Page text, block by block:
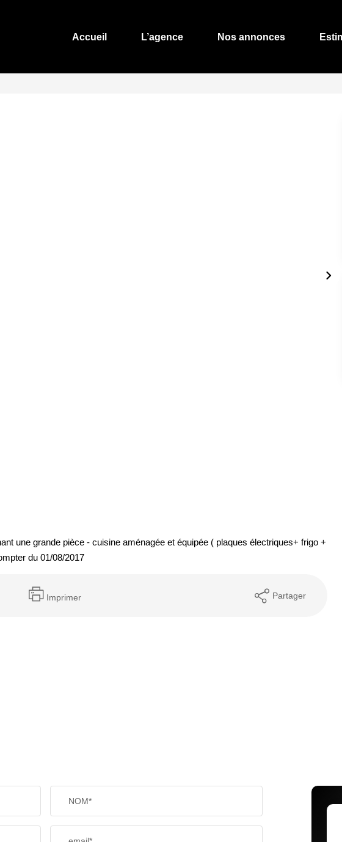
Accueil L’agence Nos annonces
une grande pièce - cuisine aménagée et équipée ( plaques électriques+ frigo +
du 01/08/2017
Imprimer Partager
NOM*